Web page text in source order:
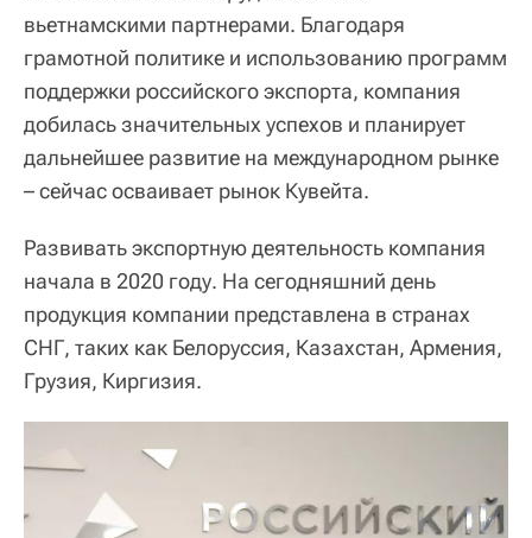
вьетнамскими партнерами. Благодаря
грамотной политике и использованию программ
поддержки российского экспорта, компания
добилась значительных успехов и планирует
дальнейшее развитие на международном рынке
– сейчас осваивает рынок Кувейта.
Развивать экспортную деятельность компания
начала в 2020 году. На сегодняшний день
продукция компании представлена в странах
СНГ, таких как Белоруссия, Казахстан, Армения,
Грузия, Киргизия.